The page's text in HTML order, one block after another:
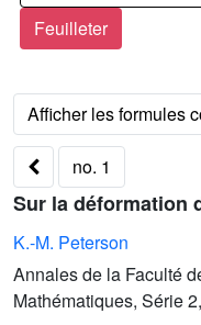
Feuilleter
no. 1
Sur la déformation
K.-M. Peterson
Annales de la Faculté
Mathématiques, Série